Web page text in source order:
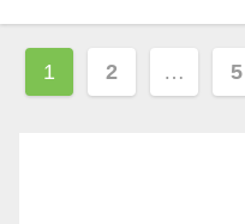
投
稿
1 2 … 5